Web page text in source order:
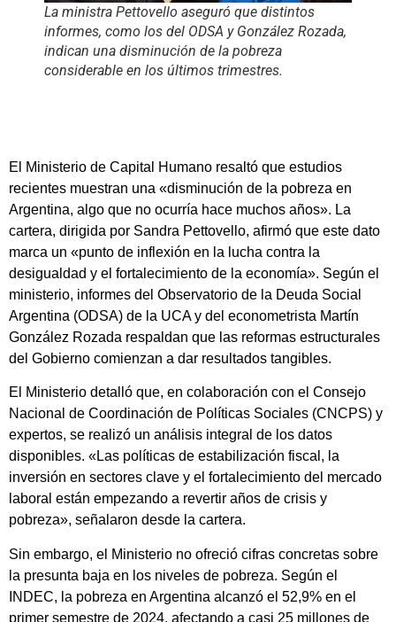
La ministra Pettovello aseguró que distintos
informes, como los del ODSA y González Rozada,
indican una disminución de la pobreza
considerable en los últimos trimestres.
El Ministerio de Capital Humano resaltó que estudios
recientes muestran una «disminución de la pobreza en
Argentina, algo que no ocurría hace muchos años». La
cartera, dirigida por Sandra Pettovello, afirmó que este dato
marca un «punto de inflexión en la lucha contra la
desigualdad y el fortalecimiento de la economía». Según el
ministerio, informes del Observatorio de la Deuda Social
Argentina (ODSA) de la UCA y del econometrista Martín
González Rozada respaldan que las reformas estructurales
del Gobierno comienzan a dar resultados tangibles.
El Ministerio detalló que, en colaboración con el Consejo
Nacional de Coordinación de Políticas Sociales (CNCPS) y
expertos, se realizó un análisis integral de los datos
disponibles. «Las políticas de estabilización fiscal, la
inversión en sectores clave y el fortalecimiento del mercado
laboral están empezando a revertir años de crisis y
pobreza», señalaron desde la cartera.
Sin embargo, el Ministerio no ofreció cifras concretas sobre
la presunta baja en los niveles de pobreza. Según el
INDEC, la pobreza en Argentina alcanzó el 52,9% en el
primer semestre de 2024, afectando a casi 25 millones de